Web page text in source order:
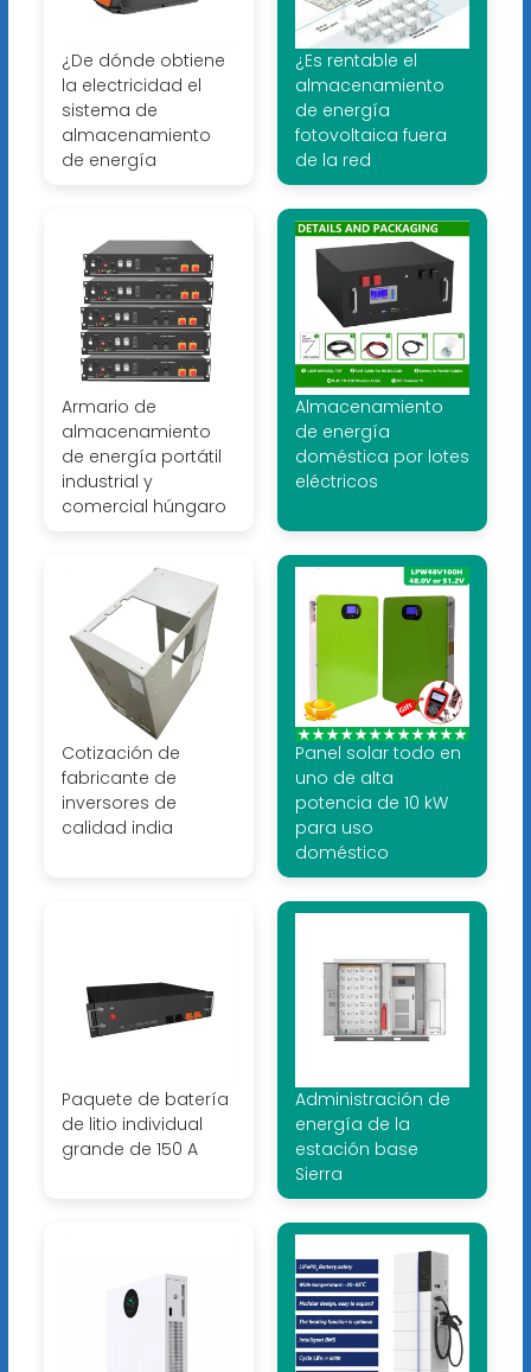
¿De dónde obtiene
la electricidad el
sistema de
almacenamiento
de energía
¿Es rentable el
almacenamiento
de energía
fotovoltaica fuera
de la red
Armario de
almacenamiento
de energía portátil
industrial y
comercial húngaro
Almacenamiento
de energía
doméstica por lotes
eléctricos
Cotización de
fabricante de
inversores de
calidad india
Panel solar todo en
uno de alta
potencia de 10 kW
para uso
doméstico
Paquete de batería
de litio individual
grande de 150 A
Administración de
energía de la
estación base
Sierra